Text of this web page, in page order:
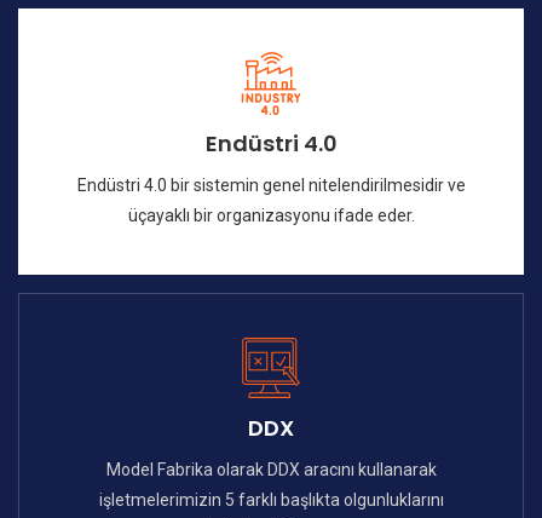
Endüstri 4.0
Endüstri 4.0 bir sistemin genel nitelendirilmesidir ve
üçayaklı bir organizasyonu ifade eder.
DDX
Model Fabrika olarak DDX aracını kullanarak
işletmelerimizin 5 farklı başlıkta olgunluklarını